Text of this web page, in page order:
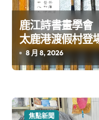
鹿江詩書畫學會
太鹿港渡假村登
8 月 8, 2026
焦點新聞